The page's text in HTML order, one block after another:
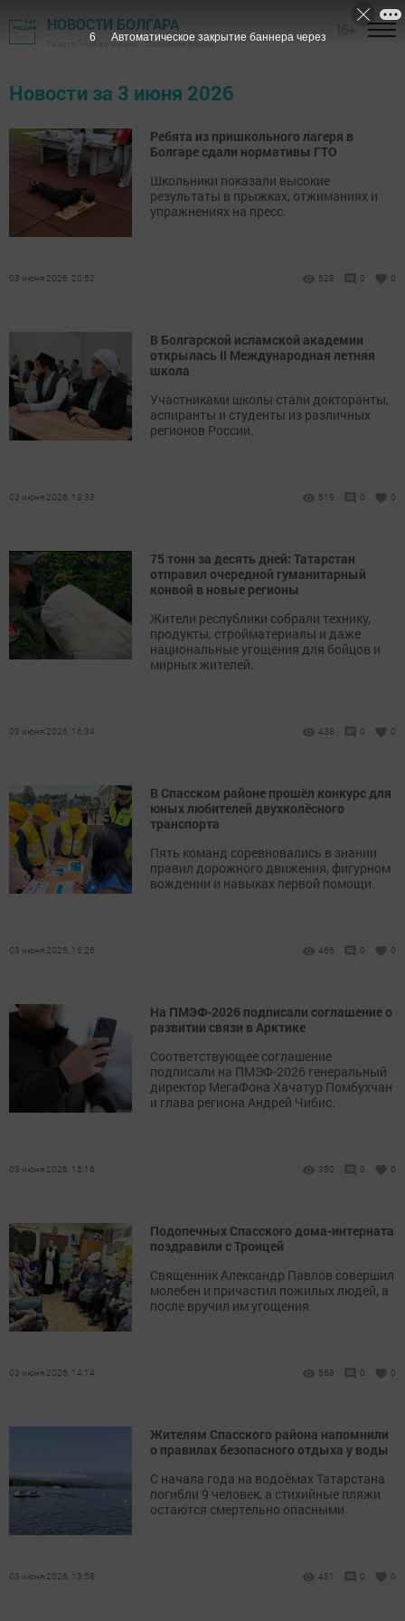
НОВОСТИ БОЛГАРА
Газета "Новая жизнь" - Спасский район
Новости за 3 июня 2026
Ребята из пришкольного лагеря в
Болгаре сдали нормативы ГТО
Школьники показали высокие
результаты в прыжках, отжиманиях и
упражнениях на пресс.
03 июня 2026, 20:52 528 0 0
В Болгарской исламской академии
открылась II Международная летняя
школа
Участниками школы стали докторанты,
аспиранты и студенты из различных
регионов России.
03 июня 2026, 19:33 519 0 0
75 тонн за десять дней: Татарстан
отправил очередной гуманитарный
конвой в новые регионы
Жители республики собрали технику,
продукты, стройматериалы и даже
национальные угощения для бойцов и
мирных жителей.
03 июня 2026, 16:34 438 0 0
В Спасском районе прошёл конкурс для
юных любителей двухколёсного
транспорта
Пять команд соревновались в знании
правил дорожного движения, фигурном
вождении и навыках первой помощи.
03 июня 2026, 16:26 466 0 0
На ПМЭФ-2026 подписали соглашение о
развитии связи в Арктике
Соответствующее соглашение
подписали на ПМЭФ-2026 генеральный
директор МегаФона Хачатур Помбухчан
и глава региона Андрей Чибис.
03 июня 2026, 15:16 380 0 0
Подопечных Спасского дома-интерната
поздравили с Троицей
Священник Александр Павлов совершил
молебен и причастил пожилых людей, а
после вручил им угощения.
03 июня 2026, 14:14 568 0 0
Жителям Спасского района напомнили
о правилах безопасного отдыха у воды
С начала года на водоёмах Татарстана
погибли 9 человек, а стихийные пляжи
остаются смертельно опасными.
03 июня 2026, 13:58 451 0 0
5 Автоматическое закрытие баннера через